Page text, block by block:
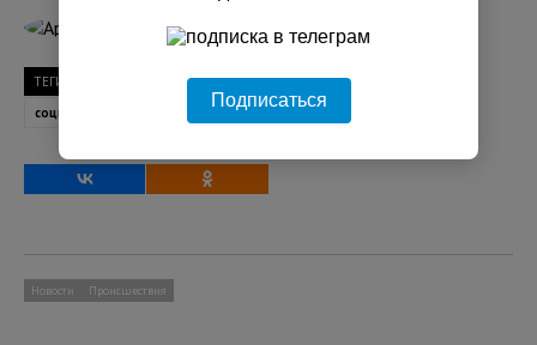
Артём Александров
ТЕГИ Ленинградская область
Семинары
социальное предпринимательство
Новости Происшествия
Подписаться